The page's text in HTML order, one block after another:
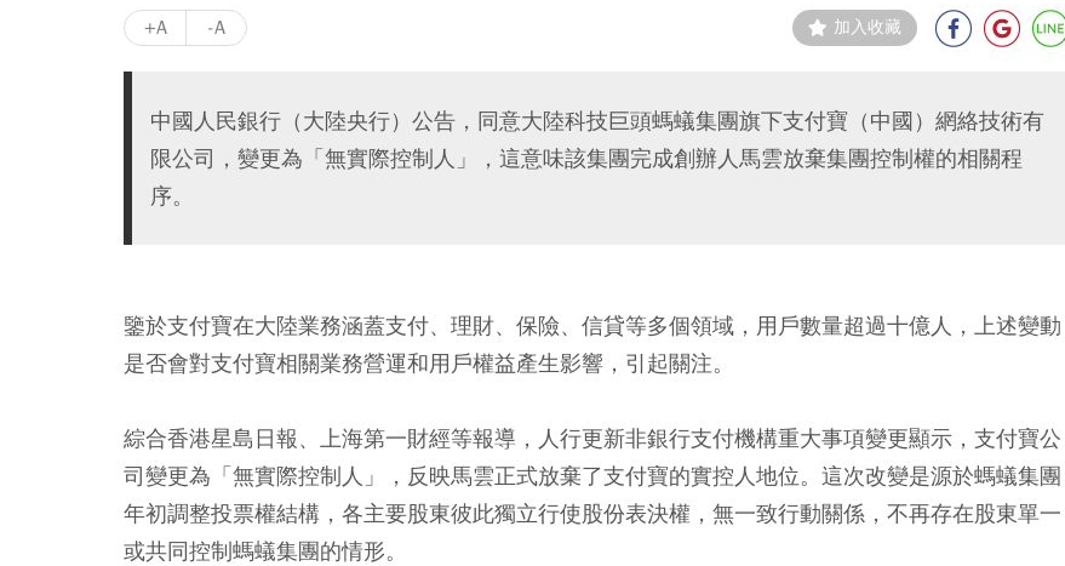
+A -A 加入收藏
中國人民銀行（大陸央行）公告，同意大陸科技巨頭螞蟻集團旗下支付寶（中國）網絡技術有
限公司，變更為「無實際控制人」，這意味該集團完成創辦人馬雲放棄集團控制權的相關程
序。
鑒於支付寶在大陸業務涵蓋支付、理財、保險、信貸等多個領域，用戶數量超過十億人，上述變動
是否會對支付寶相關業務營運和用戶權益產生影響，引起關注。
綜合香港星島日報、上海第一財經等報導，人行更新非銀行支付機構重大事項變更顯示，支付寶公
司變更為「無實際控制人」，反映馬雲正式放棄了支付寶的實控人地位。這次改變是源於螞蟻集團
年初調整投票權結構，各主要股東彼此獨立行使股份表決權，無一致行動關係，不再存在股東單一
或共同控制螞蟻集團的情形。